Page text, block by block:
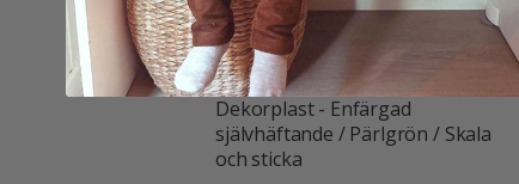
Dekorplast - Enfärgad
självhäftande / Pärlgrön / Skala
och sticka